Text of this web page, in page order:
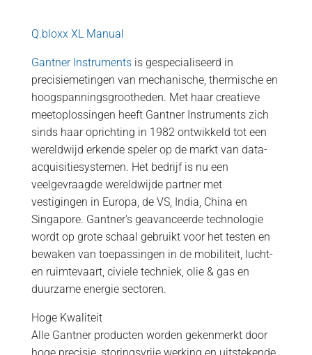
Q.bloxx XL Manual
Gantner Instrumentsis gespecialiseerd in
precisiemetingen van mechanische, thermische en
hoogspanningsgrootheden. Met haar creatieve
meetoplossingen heeft Gantner Instruments zich
sinds haar oprichting in 1982 ontwikkeld tot een
wereldwijd erkende speler op de markt van data-
acquisitiesystemen. Het bedrijf is nu een
veelgevraagde wereldwijde partner met
vestigingen in Europa, de VS, India, China en
Singapore. Gantner's geavanceerde technologie
wordt op grote schaal gebruikt voor het testen en
bewaken van toepassingen in de mobiliteit, lucht-
en ruimtevaart, civiele techniek, olie & gas en
duurzame energie sectoren.
Hoge Kwaliteit
Alle Gantner producten worden gekenmerkt door